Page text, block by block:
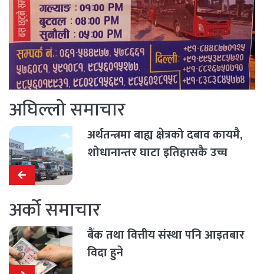
अघिल्लो समाचार
अर्थतन्त्रमा बाह्य क्षेत्रको दबाव कायमै,
शोधानान्तर घाटा इतिहासकै उच्च
अर्को समाचार
बैंक तथा वित्तीय संस्था पनि आइतबार
विदा हुने